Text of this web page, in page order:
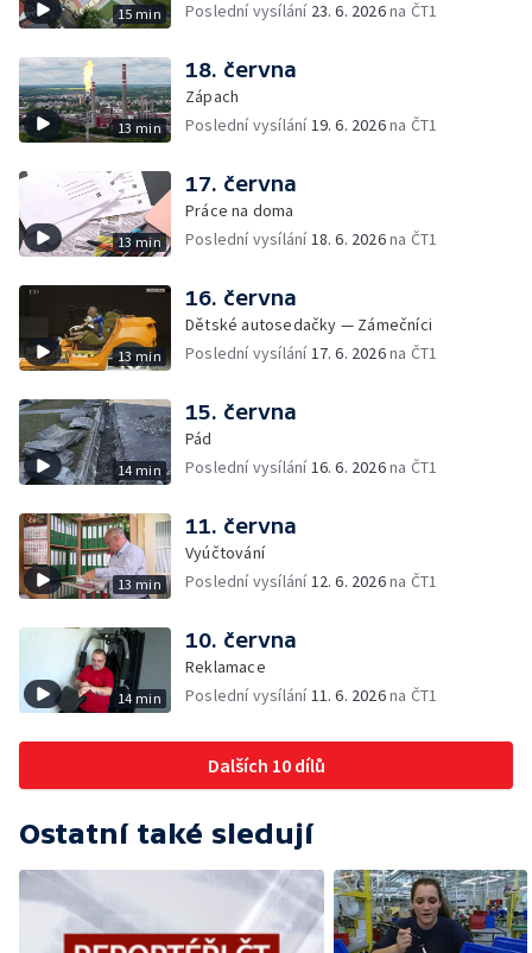
15 min Poslední vysílání 23. 6. 2026na ČT1
13 min
18. června
Zápach
Poslední vysílání19. 6. 2026na ČT1
13 min
17. června
Práce na doma
Poslední vysílání18. 6. 2026na ČT1
13 min
16. června
Dětské autosedačky — Zámečníci
Poslední vysílání17. 6. 2026na ČT1
14 min
15. června
Pád
Poslední vysílání16. 6. 2026na ČT1
13 min
11. června
Vyúčtování
Poslední vysílání12. 6. 2026na ČT1
14 min
10. června
Reklamace
Poslední vysílání11. 6. 2026na ČT1
Dalších 10 dílů
Ostatní také sledují